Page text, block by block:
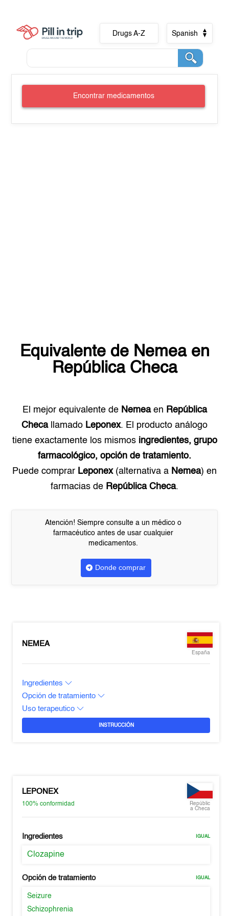
Drugs A-Z Spanish
Encontrar medicamentos
Equivalente de Nemeaen
República Checa
El mejor equivalente de Nemeaen República
Checallamado Leponex. El producto análogo
tiene exactamente los mismos ingredientes, grupo
farmacológico, opción de tratamiento.
Puede comprar Leponex(alternativa a Nemea) en
farmacias de República Checa.
Atención! Siempre consulte a un médico o
farmacéutico antes de usar cualquier
medicamentos.
Donde comprar
NEMEA
España
Ingredientes
Opción de tratamiento
Uso terapeutico
INSTRUCCIÓN
LEPONEX
100%conformidad
Repúblic
a Checa
Ingredientes IGUAL
Clozapine
Opción de tratamiento IGUAL
Seizure
Schizophrenia